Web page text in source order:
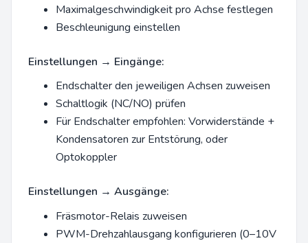
Maximalgeschwindigkeit pro Achse festlegen
Beschleunigung einstellen
Einstellungen → Eingänge:
Endschalter den jeweiligen Achsen zuweisen
Schaltlogik (NC/NO) prüfen
Für Endschalter empfohlen: Vorwiderstände +
Kondensatoren zur Entstörung, oder
Optokoppler
Einstellungen → Ausgänge:
Fräsmotor-Relais zuweisen
PWM-Drehzahlausgang konfigurieren (0–10V